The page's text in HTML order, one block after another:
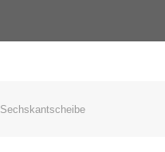
Sechskantscheibe